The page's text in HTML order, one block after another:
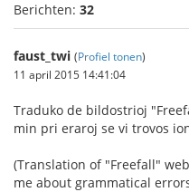
Berichten: 32
faust_twi (Profiel tonen)
11 april 2015 14:41:04
Traduko de bildostrioj
min pri eraroj se vi trovos
(Translation of "Freefall"
me about grammatical